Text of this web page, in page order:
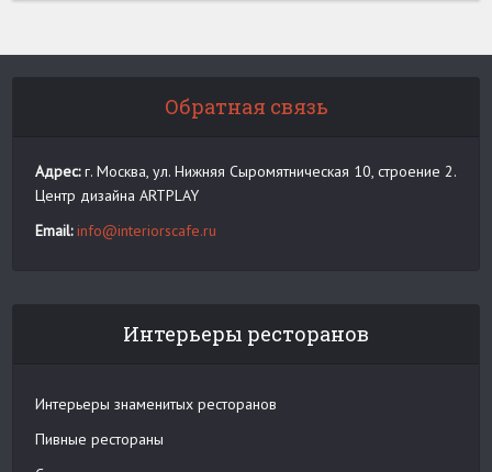
Обратная связь
Адрес:г. Москва, ул. Нижняя Сыромятническая 10, строение 2.
Центр дизайна ARTPLAY
Email: info@interiorscafe.ru
Интерьеры ресторанов
Интерьеры знаменитых ресторанов
Пивные рестораны